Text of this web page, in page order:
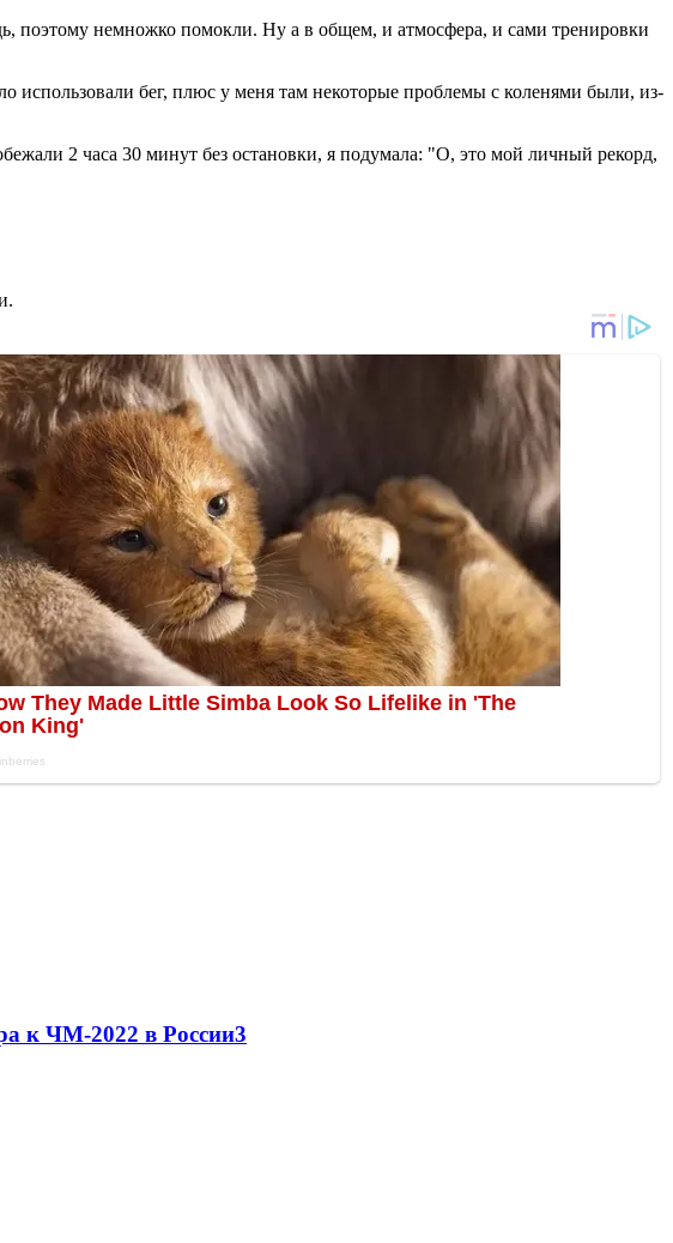
поэтому немножко помокли. Ну а в общем, и атмосфера, и сами тренировки
использовали бег, плюс у меня там некоторые проблемы с коленями были, из-
2 часа 30 минут без остановки, я подумала: "О, это мой личный рекорд,
к ЧМ-2022 в России3